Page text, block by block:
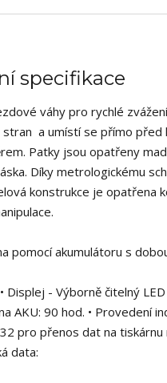
specifikace
váhy pro rychlé
a umístí se přímo před
Patky jsou opatřeny
Díky metrologickému
konstrukce je opatřena
pomocí akumulátoru s
Displej - Výborně čitelný
AKU: 90 hod. • Provedení
pro přenos dat na
data: